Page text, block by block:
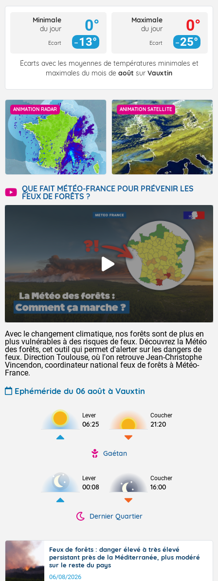
Minimale
du jour
Ecart
0°
13°
Maximale
du jour
Ecart
0°
25°
Écarts avec les moyennes de températures minimales et
maximales du mois de août sur Vauxtin
ANIMATION RADAR ANIMATION SATELLITE
QUE FAIT MÉTÉO-FRANCE POUR PRÉVENIR LES
FEUX DE FORÊTS ?
Avec le changement climatique, nos forêts sont de plus en
plus vulnérables à des risques de feux. Découvrez la Météo
des forêts, cet outil qui permet d'alerter sur les dangers de
feux. Direction Toulouse, où l'on retrouve Jean-Christophe
Vincendon, coordinateur national feux de forêts à Météo-
France.
Ephéméride du 06 août à Vauxtin
Lever
06:25
Coucher
21:20
Gaétan
Lever
00:08
Coucher
16:00
Dernier Quartier
Feux de forêts : danger élevé à très élevé
persistant près de la Méditerranée, plus modéré
sur le reste du pays
06/08/2026